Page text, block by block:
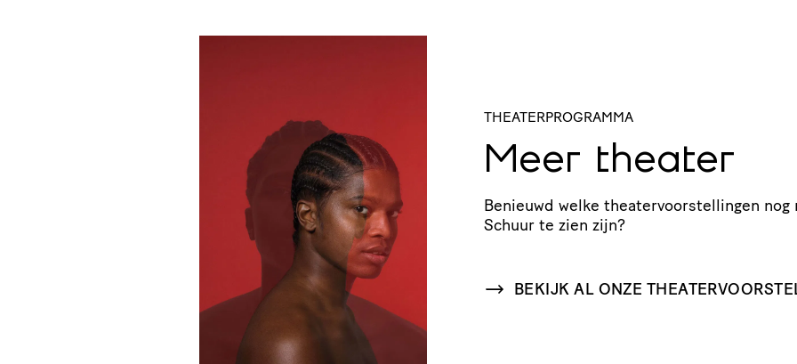
THEATERPROGRAMMA
Meer theater
Benieuwd welke thea­ter­voor­stel­lingen nog
Schuur te zien zijn?
BEKIJK AL ONZE